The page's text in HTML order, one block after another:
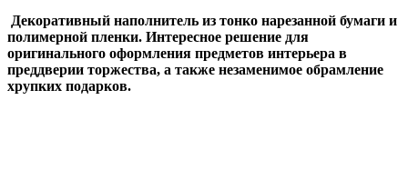
Декоративный наполнитель из тонко нарезанной бумаги и
полимерной пленки. Интересное решение для
оригинального оформления предметов интерьера в
преддверии торжества, а также незаменимое обрамление
хрупких подарков.